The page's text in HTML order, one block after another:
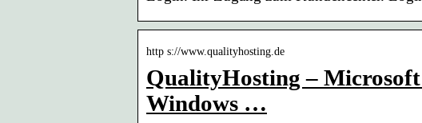
http s://www.qualityhosting.de
QualityHosting – Microsoft
Windows …